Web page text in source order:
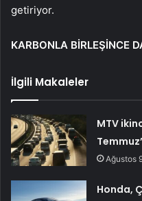
getiriyor.
KARBONLA BİRLEŞİNCE
İlgili Makaleler
MTV
Ağustos
Honda,